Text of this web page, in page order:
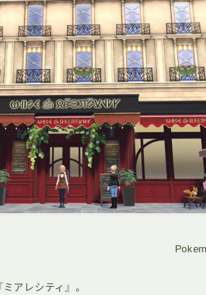
アレシティ』。